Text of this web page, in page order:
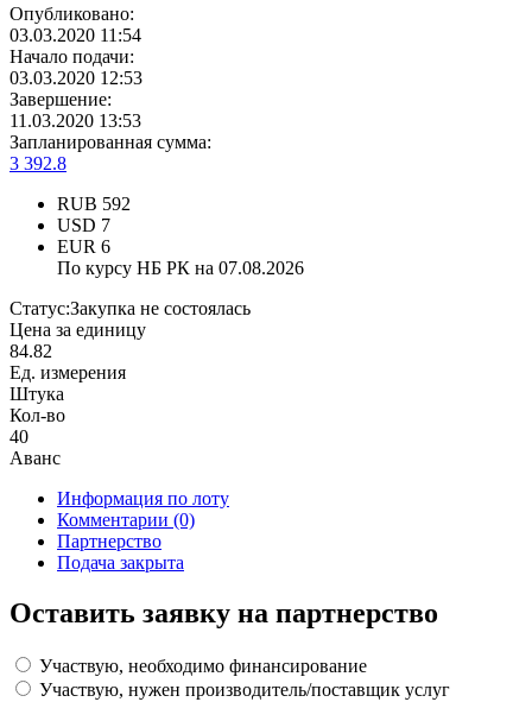
Опубликовано:
03.03.2020 11:54
Начало подачи:
03.03.2020 12:53
Завершение:
11.03.2020 13:53
Запланированная сумма:
3 392.8
RUB 592
USD 7
EUR 6
По курсу НБ РК на 07.08.2026
Статус:Закупка не состоялась
Цена за единицу
84.82
Ед. измерения
Штука
Кол-во
40
Аванс
Информация по лоту
Комментарии (0)
Партнерство
Подача закрыта
Оставить заявку на партнерство
Участвую, необходимо финансирование
Участвую, нужен производитель/поставщик услуг